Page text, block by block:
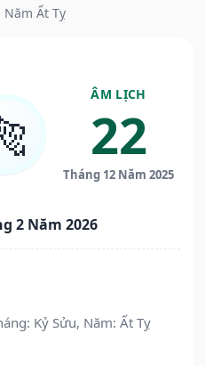
Năm Ất Tỵ
ÂM LỊCH
22
Tháng 12 Năm 2025
2 Năm 2026
Kỷ Sửu, Năm: Ất Tỵ